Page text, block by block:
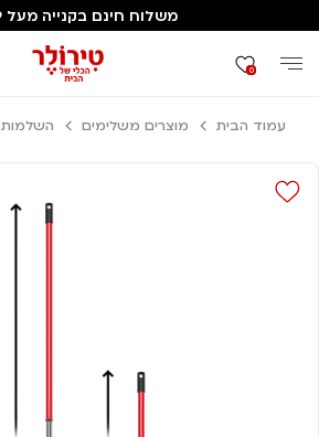
משלוח חינם בקנייה מעל ₪199
0
עמוד הבית מוצרים משלימים השלמות